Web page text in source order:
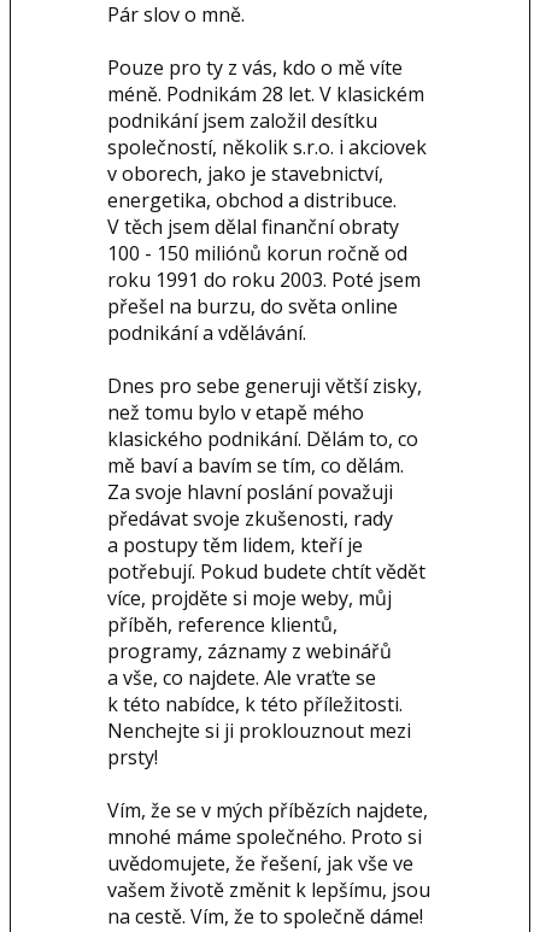
Pár slov o mně.
Pouze pro ty z vás, kdo o mě víte
méně. Podnikám 28 let. V klasickém
podnikání jsem založil desítku
společností, několik s.r.o. i akciovek
v oborech, jako je stavebnictví,
energetika, obchod a distribuce.
V těch jsem dělal finanční obraty
100 - 150 miliónů korun ročně od
roku 1991 do roku 2003. Poté jsem
přešel na burzu, do světa online
podnikání a vdělávání.
Dnes pro sebe generuji větší zisky,
než tomu bylo v etapě mého
klasického podnikání. Dělám to, co
mě baví a bavím se tím, co dělám.
Za svoje hlavní poslání považuji
předávat svoje zkušenosti, rady
a postupy těm lidem, kteří je
potřebují. Pokud budete chtít vědět
více, projděte si moje weby, můj
příběh, reference klientů,
programy, záznamy z webinářů
a vše, co najdete. Ale vraťte se
k této nabídce, k této příležitosti.
Nenchejte si ji proklouznout mezi
prsty!
Vím, že se v mých příbězích najdete,
mnohé máme společného. Proto si
uvědomujete, že řešení, jak vše ve
vašem životě změnit k lepšímu, jsou
na cestě. Vím, že to společně dáme!